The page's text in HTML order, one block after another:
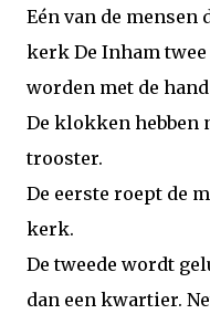
Eén van de mensen
kerk De Inham
worden met de
De klokken hebben
trooster.
De eerste roept de
kerk.
De tweede wordt
dan een kwartier.